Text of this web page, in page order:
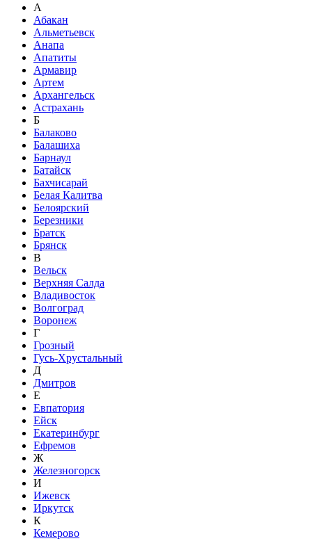
А
Абакан
Альметьевск
Анапа
Апатиты
Армавир
Артем
Архангельск
Астрахань
Б
Балаково
Балашиха
Барнаул
Батайск
Бахчисарай
Белая Калитва
Белоярский
Березники
Братск
Брянск
В
Вельск
Верхняя Салда
Владивосток
Волгоград
Воронеж
Г
Грозный
Гусь-Хрустальный
Д
Дмитров
Е
Евпатория
Ейск
Екатеринбург
Ефремов
Ж
Железногорск
И
Ижевск
Иркутск
К
Кемерово